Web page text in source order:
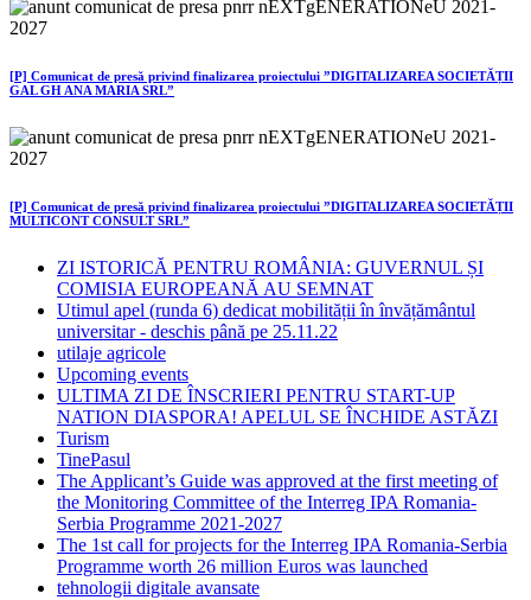
[P] Comunicat de presă privind finalizarea proiectului ”DIGITALIZAREA SOCIETĂȚII
GAL GH ANA MARIA SRL”
[P] Comunicat de presă privind finalizarea proiectului ”DIGITALIZAREA SOCIETĂȚII
MULTICONT CONSULT SRL”
ZI ISTORICĂ PENTRU ROMÂNIA: GUVERNUL ȘI
COMISIA EUROPEANĂ AU SEMNAT
Utimul apel (runda 6) dedicat mobilității în învățământul
universitar - deschis până pe 25.11.22
utilaje agricole
Upcoming events
ULTIMA ZI DE ÎNSCRIERI PENTRU START-UP
NATION DIASPORA! APELUL SE ÎNCHIDE ASTĂZI
Turism
TinePasul
The Applicant’s Guide was approved at the first meeting of
the Monitoring Committee of the Interreg IPA Romania-
Serbia Programme 2021-2027
The 1st call for projects for the Interreg IPA Romania-Serbia
Programme worth 26 million Euros was launched
tehnologii digitale avansate